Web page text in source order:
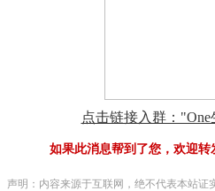
点击链接入群：
如果此消息帮到了您，欢迎转
声明：内容来源于互联网，绝不代表本站证